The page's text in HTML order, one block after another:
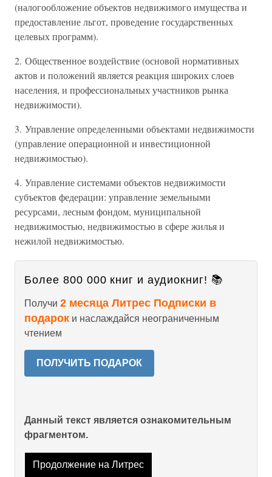
(налогообложение объектов недвижимого имущества и
предоставление льгот, проведение государственных
целевых программ).
2. Общественное воздействие (основой нормативных
актов и положений является реакция широких слоев
населения, и профессиональных участников рынка
недвижимости).
3. Управление определенными объектами недвижимости
(управление операционной и инвестиционной
недвижимостью).
4. Управление системами объектов недвижимости
субъектов федерации: управление земельными
ресурсами, лесным фондом, муниципальной
недвижимостью, недвижимостью в сфере жилья и
нежилой недвижимостью.
Более 800 000 книг и аудиокниг! 📚
Получи 2 месяца Литрес Подписки в
подарок и наслаждайся неограниченным
чтением
ПОЛУЧИТЬ ПОДАРОК
Данный текст является ознакомительным
фрагментом.
Продолжение на Литрес